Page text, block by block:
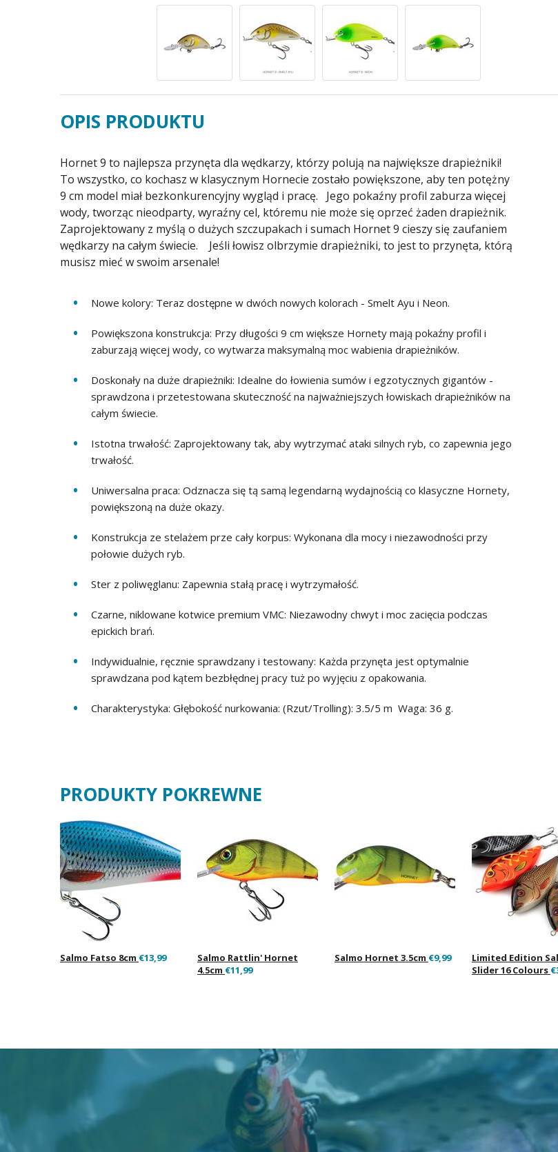
OPIS PRODUKTU
Hornet 9 to najlepsza przynęta dla wędkarzy, którzy polują na największe drapieżniki!
To wszystko, co kochasz w klasycznym Hornecie zostało powiększone, aby ten potężny
9 cm model miał bezkonkurencyjny wygląd i pracę. Jego pokaźny profil zaburza więcej
wody, tworząc nieodparty, wyraźny cel, któremu nie może się oprzeć żaden drapieżnik.
Zaprojektowany z myślą o dużych szczupakach i sumach Hornet 9 cieszy się zaufaniem
wędkarzy na całym świecie. Jeśli łowisz olbrzymie drapieżniki, to jest to przynęta, którą
musisz mieć w swoim arsenale!
Nowe kolory: Teraz dostępne w dwóch nowych kolorach - Smelt Ayu i Neon.
Powiększona konstrukcja: Przy długości 9 cm większe Hornety mają pokaźny profil i
zaburzają więcej wody, co wytwarza maksymalną moc wabienia drapieżników.
Doskonały na duże drapieżniki: Idealne do łowienia sumów i egzotycznych gigantów -
sprawdzona i przetestowana skuteczność na najważniejszych łowiskach drapieżników na
całym świecie.
Istotna trwałość: Zaprojektowany tak, aby wytrzymać ataki silnych ryb, co zapewnia jego
trwałość.
Uniwersalna praca: Odznacza się tą samą legendarną wydajnością co klasyczne Hornety,
powiększoną na duże okazy.
Konstrukcja ze stelażem prze cały korpus: Wykonana dla mocy i niezawodności przy
połowie dużych ryb.
Ster z poliwęglanu: Zapewnia stałą pracę i wytrzymałość.
Czarne, niklowane kotwice premium VMC: Niezawodny chwyt i moc zacięcia podczas
epickich brań.
Indywidualnie, ręcznie sprawdzany i testowany: Każda przynęta jest optymalnie
sprawdzana pod kątem bezbłędnej pracy tuż po wyjęciu z opakowania.
Charakterystyka: Głębokość nurkowania: (Rzut/Trolling): 3.5/5 m Waga: 36 g.
PRODUKTY POKREWNE
Salmo Fatso 8cm €13,99
Salmo Rattlin' Hornet
4.5cm €11,99
Salmo Hornet 3.5cm €9,99
Limited Edition
Slider 16 Colours